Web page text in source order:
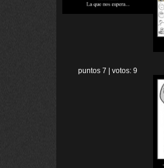
puntos 7 | votos: 9